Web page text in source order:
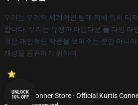
우리는 우리의 세계적인 팀에 의해 특히 디
합니다. 우리는 유행과 아름다운 둘 다인 다
것은 개인적인 작풍을 보여주는 뿐만 아니
개성을 공유하기 위하여.
© Kurtis Conner Store - Official Kurtis
UNLOCK
10% OFF